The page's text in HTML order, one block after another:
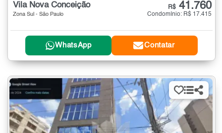
Vila Nova Conceição
Zona Sul - São Paulo
R$ 41.760
Condomínio: R$ 17.415
WhatsApp Contatar